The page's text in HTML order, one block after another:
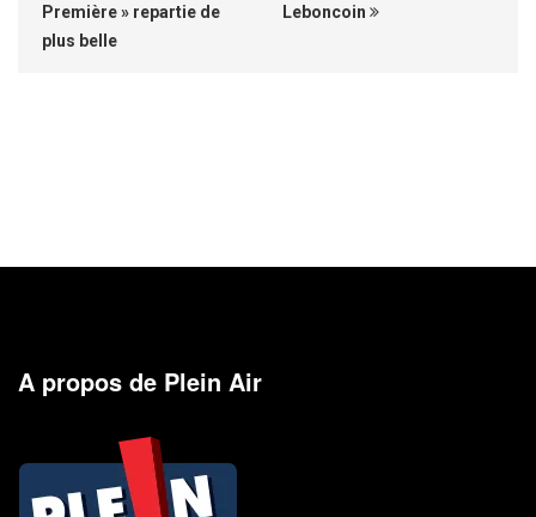
Première » repartie de
plus belle
Leboncoin
A propos de Plein Air